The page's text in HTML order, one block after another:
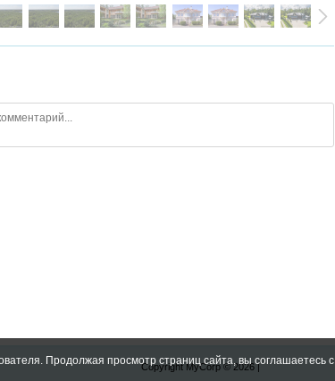
Copyright MyCorp © 2026|
Продолжая просмотр страниц сайта, вы соглашаетесь с